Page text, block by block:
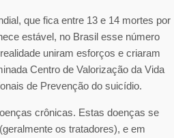
que fica entre 13 e 14 mortes por
estável, no Brasil esse número
uniram esforços e criaram
Centro de Valorização da Vida
de Prevenção do suicídio.
crônicas. Estas doenças se
os tratadores), e em